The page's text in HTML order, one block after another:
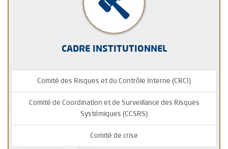
CADRE INSTITUTIONNEL
Comité des Risques et du Contrôle Interne (CRCI)
Comité de Coordination et de Surveillance des Risques
Systémiques (CCSRS)
Comité de crise